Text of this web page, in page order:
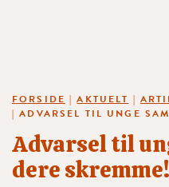
FORSIDE |AKTUELT |
|ADVARSEL TIL UNGE
Advarsel til
dere skremme!